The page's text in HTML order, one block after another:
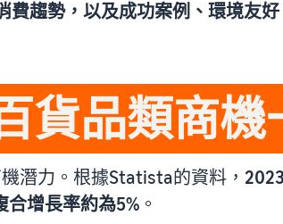
費趨勢，以及成功案例、環境友
貨品類商機
潛力。根據Statista的資料，
合增長率約為5% 。